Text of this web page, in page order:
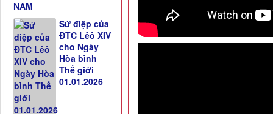
NAM
Sứ điệp của
ĐTC Lêô XIV
cho Ngày
Hòa bình
Thế giới
01.01.2026